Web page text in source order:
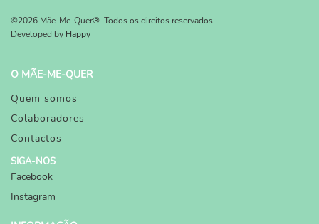
©2026 Mãe-Me-Quer®. Todos os direitos reservados.
Developed by Happy
O MÃE-ME-QUER
Quem somos
Colaboradores
Contactos
SIGA-NOS
Facebook
Instagram